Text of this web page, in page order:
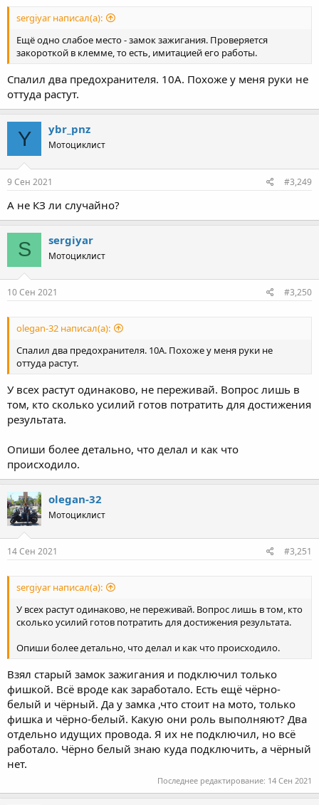
sergiyar написал(а):
Ещё одно слабое место - замок зажигания. Проверяется
закороткой в клемме, то есть, имитацией его работы.
Спалил два предохранителя. 10А. Похоже у меня руки не
оттуда растут.
Y ybr_pnz
Мотоциклист
9 Сен 2021 #3,249
А не КЗ ли случайно?
S sergiyar
Мотоциклист
10 Сен 2021 #3,250
olegan-32 написал(а):
Спалил два предохранителя. 10А. Похоже у меня руки не
оттуда растут.
У всех растут одинаково, не переживай. Вопрос лишь в
том, кто сколько усилий готов потратить для достижения
результата.
Опиши более детально, что делал и как что
происходило.
olegan-32
Мотоциклист
14 Сен 2021 #3,251
sergiyar написал(а):
У всех растут одинаково, не переживай. Вопрос лишь в том, кто
сколько усилий готов потратить для достижения результата.
Опиши более детально, что делал и как что происходило.
Взял старый замок зажигания и подключил только
фишкой. Всё вроде как заработало. Есть ещё чёрно-
белый и чёрный. Да у замка ,что стоит на мото, только
фишка и чёрно-белый. Какую они роль выполняют? Два
отдельно идущих провода. Я их не подключил, но всё
работало. Чёрно белый знаю куда подключить, а чёрный
нет.
Последнее редактирование: 14 Сен 2021